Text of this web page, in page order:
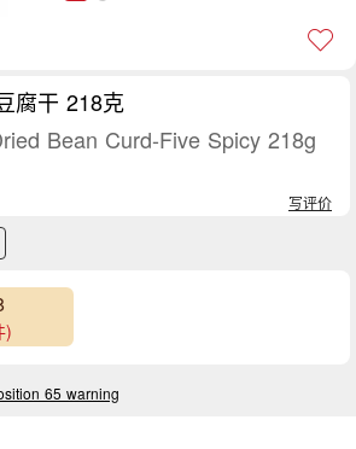
腐干 218克
Bean Curd-Five Spicy 218g
写评价
)
65 warning